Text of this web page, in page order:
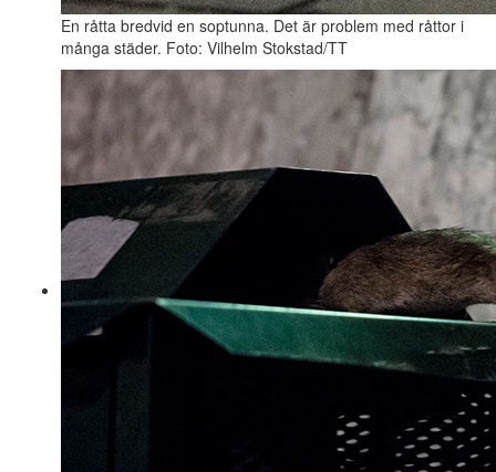
En råtta bredvid en soptunna. Det är problem med råttor i
många städer. Foto: Vilhelm Stokstad/TT